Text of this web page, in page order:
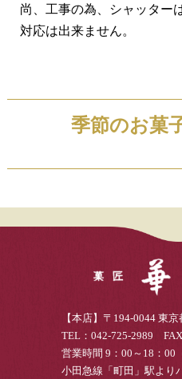
尚、工事の為、シャッター
対応は出来ません。
季節のお菓
【本店】〒194-0044 東
TEL：042-725-2989
営業時間 9：00～18：00
小田急線「町田」駅よ